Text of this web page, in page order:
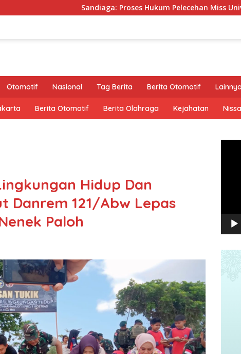
Sandiaga: Proses Hukum Pelecehan Miss Universe Diserahkan
Otomotif Nasional Tag Berita Berita Otomotif Lainnya
Berita Otomotif Berita Olahraga Kejahatan
Hidup Dan
Danrem 121/Abw Lepas
Paloh